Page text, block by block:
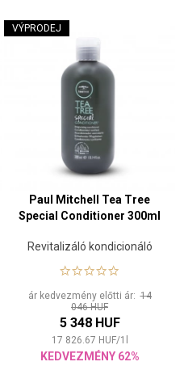
VÝPRODEJ
Paul Mitchell Tea Tree
Special Conditioner 300ml
Revitalizáló kondicionáló
ár kedvezmény előtti ár:14
046 HUF
5 348 HUF
17 826.67 HUF/1
KEDVEZMÉNY 62%